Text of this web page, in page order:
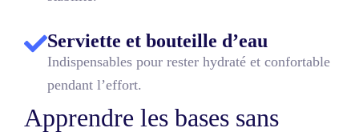
Serviette et bouteille d’eau
Indispensables pour rester hydraté et confortable
pendant l’effort.
Apprendre les bases sans